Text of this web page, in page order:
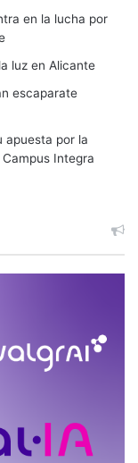
en la lucha por
luz en Alicante
escaparate
apuesta por la
Integra